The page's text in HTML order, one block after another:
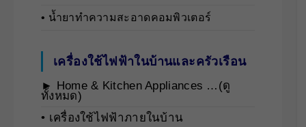
• น้ำยาทำความสะอาดคอมพิวเตอร์
เครื่องใช้ไฟฟ้าในบ้านและครัวเรือน
► Home & Kitchen Appliances …(ดู
ทั้งหมด)
• เครื่องใช้ไฟฟ้าภายในบ้าน